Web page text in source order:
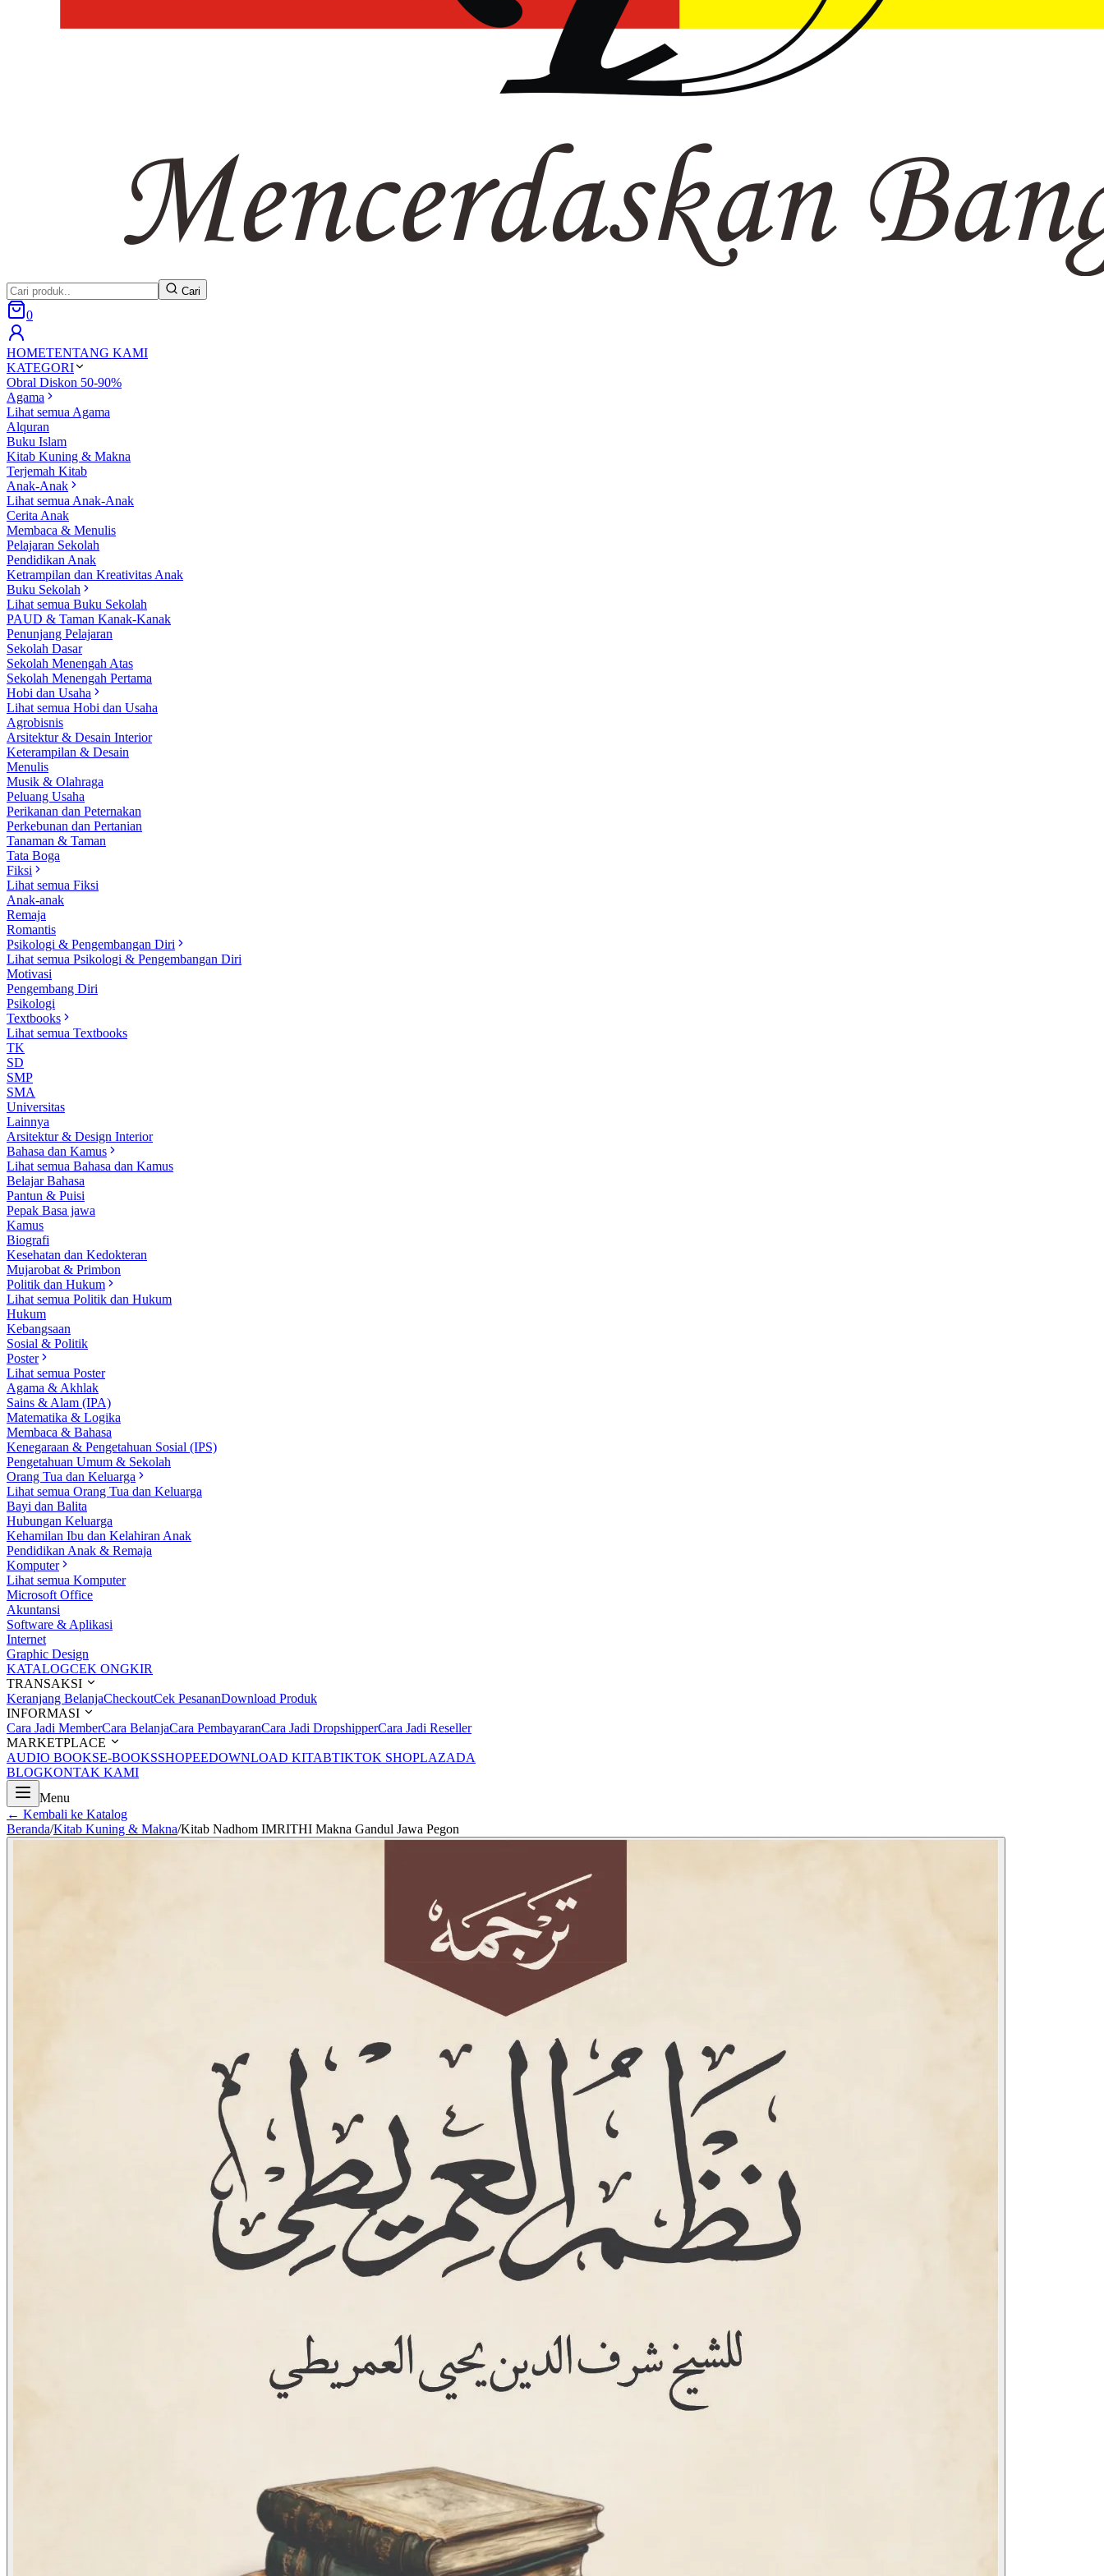
Cari
0
HOMETENTANG KAMI
KATEGORI
Obral Diskon 50-90%
Agama
Lihat semua Agama
Alquran
Buku Islam
Kitab Kuning & Makna
Terjemah Kitab
Anak-Anak
Lihat semua Anak-Anak
Cerita Anak
Membaca & Menulis
Pelajaran Sekolah
Pendidikan Anak
Ketrampilan dan Kreativitas Anak
Buku Sekolah
Lihat semua Buku Sekolah
PAUD & Taman Kanak-Kanak
Penunjang Pelajaran
Sekolah Dasar
Sekolah Menengah Atas
Sekolah Menengah Pertama
Hobi dan Usaha
Lihat semua Hobi dan Usaha
Agrobisnis
Arsitektur & Desain Interior
Keterampilan & Desain
Menulis
Musik & Olahraga
Peluang Usaha
Perikanan dan Peternakan
Perkebunan dan Pertanian
Tanaman & Taman
Tata Boga
Fiksi
Lihat semua Fiksi
Anak-anak
Remaja
Romantis
Psikologi & Pengembangan Diri
Lihat semua Psikologi & Pengembangan Diri
Motivasi
Pengembang Diri
Psikologi
Textbooks
Lihat semua Textbooks
TK
SD
SMP
SMA
Universitas
Lainnya
Arsitektur & Design Interior
Bahasa dan Kamus
Lihat semua Bahasa dan Kamus
Belajar Bahasa
Pantun & Puisi
Pepak Basa jawa
Kamus
Biografi
Kesehatan dan Kedokteran
Mujarobat & Primbon
Politik dan Hukum
Lihat semua Politik dan Hukum
Hukum
Kebangsaan
Sosial & Politik
Poster
Lihat semua Poster
Agama & Akhlak
Sains & Alam (IPA)
Matematika & Logika
Membaca & Bahasa
Kenegaraan & Pengetahuan Sosial (IPS)
Pengetahuan Umum & Sekolah
Orang Tua dan Keluarga
Lihat semua Orang Tua dan Keluarga
Bayi dan Balita
Hubungan Keluarga
Kehamilan Ibu dan Kelahiran Anak
Pendidikan Anak & Remaja
Komputer
Lihat semua Komputer
Microsoft Office
Akuntansi
Software & Aplikasi
Internet
Graphic Design
KATALOGCEK ONGKIR
TRANSAKSI
Keranjang BelanjaCheckoutCek PesananDownload Produk
INFORMASI
Cara Jadi MemberCara BelanjaCara PembayaranCara Jadi DropshipperCara Jadi Reseller
MARKETPLACE
AUDIO BOOKSE-BOOKSSHOPEEDOWNLOAD KITABTIKTOK SHOPLAZADA
BLOGKONTAK KAMI
Menu
← Kembali ke Katalog
Beranda/Kitab Kuning & Makna/Kitab Nadhom IMRITHI Makna Gandul Jawa Pegon